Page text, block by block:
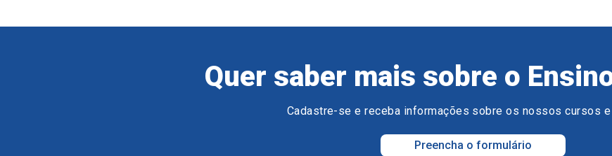
Quer saber mais sobre o
Cadastre-se e receba informações sobre os nossos cursos
Preencha o formulário